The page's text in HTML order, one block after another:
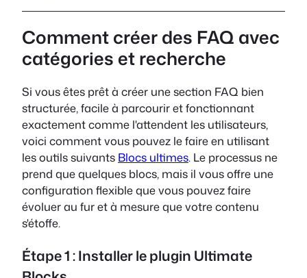
Comment créer des FAQ avec
catégories et recherche
Si vous êtes prêt à créer une section FAQ bien
structurée, facile à parcourir et fonctionnant
exactement comme l'attendent les utilisateurs,
voici comment vous pouvez le faire en utilisant
les outils suivants Blocs ultimes. Le processus ne
prend que quelques blocs, mais il vous offre une
configuration flexible que vous pouvez faire
évoluer au fur et à mesure que votre contenu
s'étoffe.
Étape 1 : Installer le plugin Ultimate